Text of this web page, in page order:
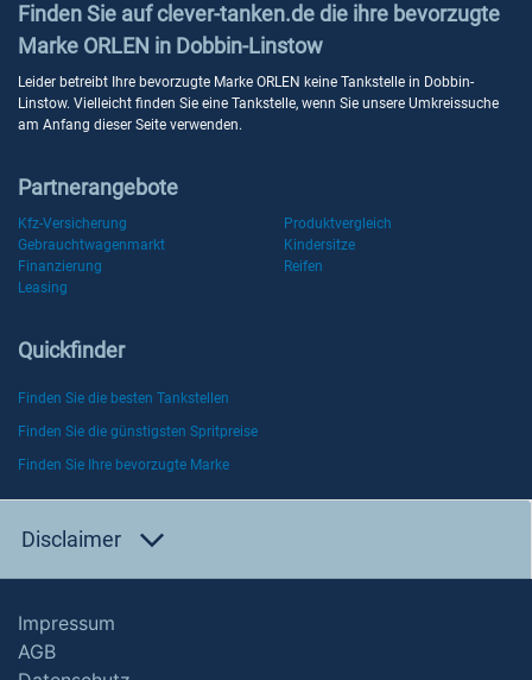
Finden Sie auf clever-tanken.de die ihre bevorzugte
Marke ORLEN in Dobbin-Linstow
Leider betreibt Ihre bevorzugte Marke ORLEN keine Tankstelle in Dobbin-
Linstow. Vielleicht finden Sie eine Tankstelle, wenn Sie unsere Umkreissuche
am Anfang dieser Seite verwenden.
Partnerangebote
Kfz-Versicherung
Produktvergleich
Gebrauchtwagenmarkt
Kindersitze
Finanzierung
Reifen
Leasing
Quickfinder
Finden Sie die besten Tankstellen
Finden Sie die günstigsten Spritpreise
Finden Sie Ihre bevorzugte Marke
Disclaimer
Impressum
AGB